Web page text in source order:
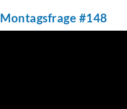
Montagsfrage #148